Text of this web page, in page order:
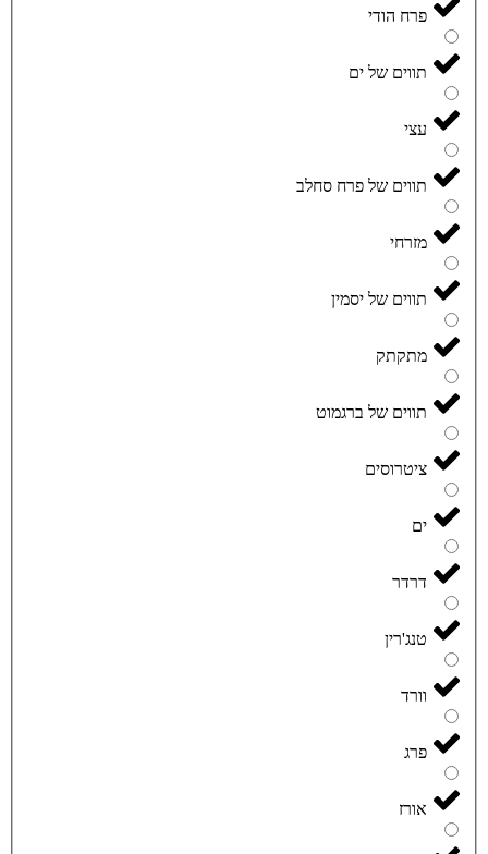
פרח הודי
תווים של ים
עצי
תווים של פרח סחלב
מזרחי
תווים של יסמין
מתקתק
תווים של ברגמוט
ציטרוסים
ים
דרדר
טנג'רין
וורד
פרג
אורז